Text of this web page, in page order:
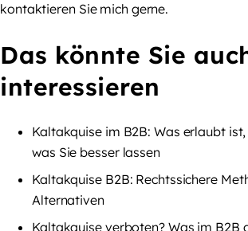
kontaktieren Sie mich gerne.
Das könnte Sie
interessieren
Kaltakquise im B2B: Was erlaubt
was Sie besser lassen
Kaltakquise B2B: Rechtssichere
Alternativen
Kaltakquise verboten? Was im B2B